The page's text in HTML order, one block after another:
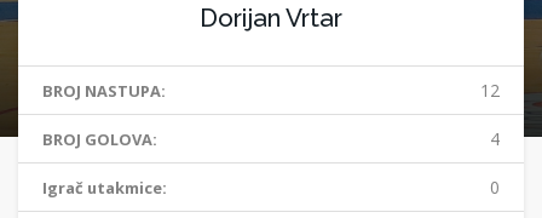
Dorijan Vrtar
BROJ NASTUPA: 12
BROJ GOLOVA: 4
Igrač utakmice: 0